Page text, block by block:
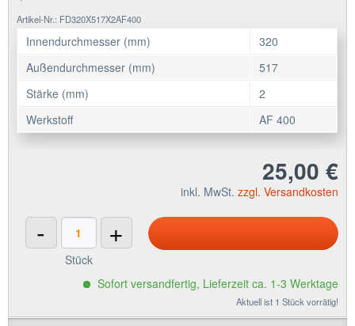
Artikel-Nr.: FD320X517X2AF400
Innendurchmesser (mm)
320
Außendurchmesser (mm)
517
Stärke (mm)
2
Werkstoff
AF 400
25,00 €
inkl. MwSt. zzgl. Versandkosten
- +
Stück
Sofort versandfertig, Lieferzeit ca. 1-3 Werktage
Aktuell ist 1 Stück vorrätig!